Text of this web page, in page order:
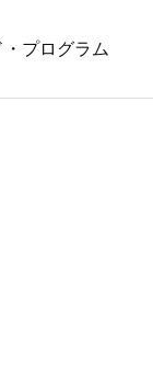
プログラム